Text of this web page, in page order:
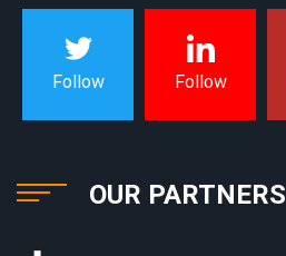
Follow Follow
OUR PARTNERS